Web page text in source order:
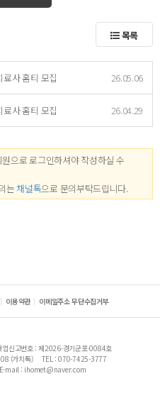
목록
사 홈티 모집 26.05.06
사 홈티 모집 26.04.29
으로 로그인하셔야 작성하실 수
는 채널톡으로 문의부탁드립니다.
이용약관 이메일주소 무단수집거부
업신고번호 : 제2026-경기군포-0084호
(가치톡)
TEL : 070-7425-3777
E-mail : ihomet@naver.com